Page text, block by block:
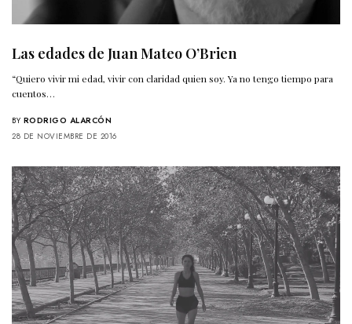
Las edades de Juan Mateo O’Brien
“Quiero vivir mi edad, vivir con claridad quien soy. Ya no tengo tiempo para
cuentos…
BY RODRIGO ALARCÓN
28 DE NOVIEMBRE DE 2016